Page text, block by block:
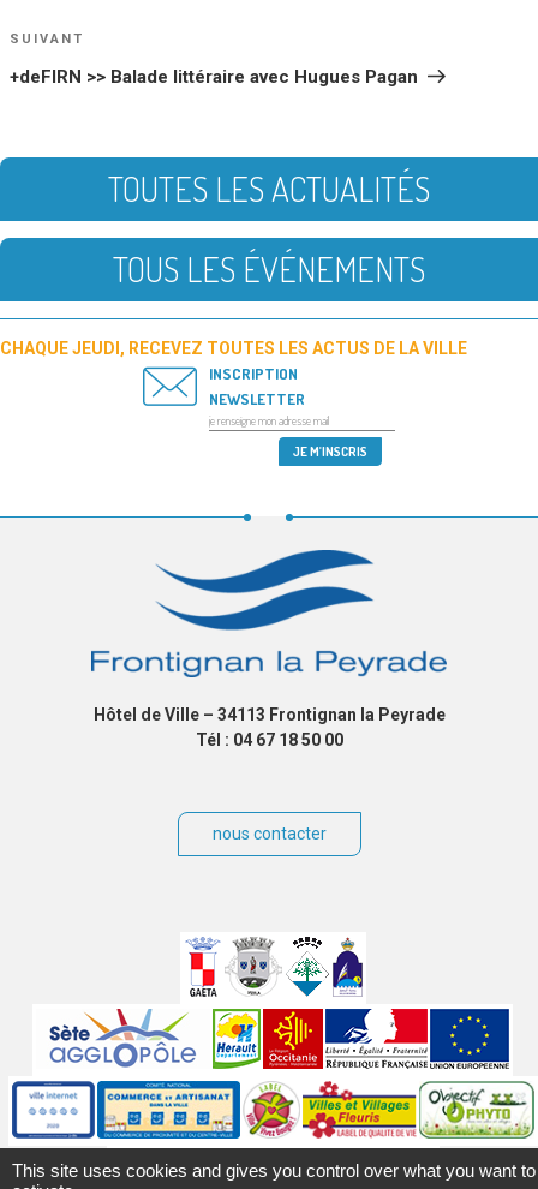
Article
SUIVANT
+deFIRN >> Balade littéraire avec Hugues Pagan
TOUTES LES ACTUALITÉS
TOUS LES ÉVÉNEMENTS
CHAQUE JEUDI, RECEVEZ TOUTES LES ACTUS DE LA VILLE
INSCRIPTION
NEWSLETTER
Hôtel de Ville – 34113 Frontignan la Peyrade
Tél : 04 67 18 50 00
nous contacter
partenaires
Labels
Autres
This site uses cookies and gives you control over what you want to